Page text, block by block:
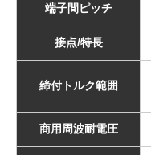
端子間ピッチ
接点/特長
締付トルク範囲
商用周波耐電圧